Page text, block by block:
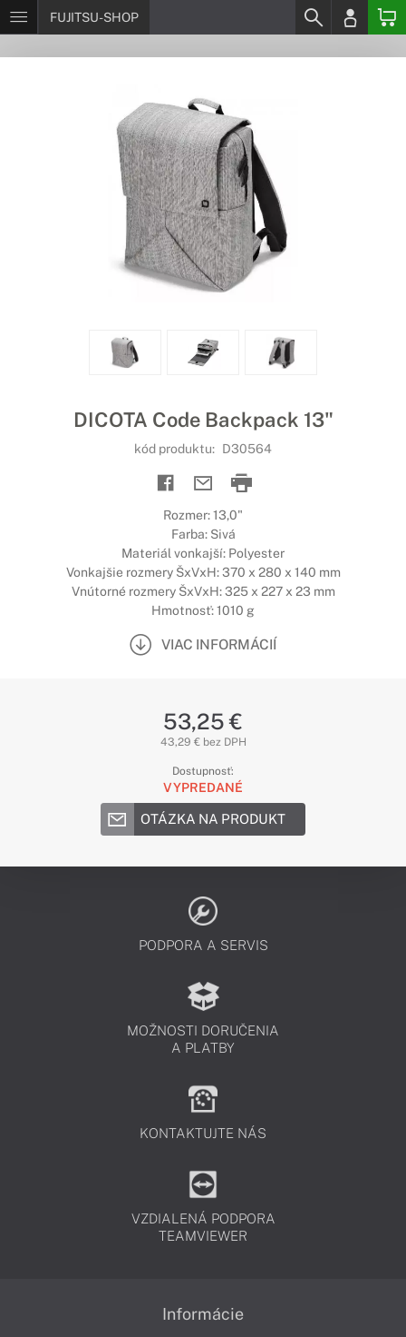
FUJITSU-SHOP
DICOTA Code Backpack 13"
kód produktu: D30564
Rozmer: 13,0"
Farba: Sivá
Materiál vonkajší: Polyester
Vonkajšie rozmery ŠxVxH: 370 x 280 x 140 mm
Vnútorné rozmery ŠxVxH: 325 x 227 x 23 mm
Hmotnosť: 1010 g
VIAC INFORMÁCIÍ
53,25 €
43,29 € bez DPH
Dostupnosť:
VYPREDANÉ
OTÁZKA NA PRODUKT
PODPORA A SERVIS
MOŽNOSTI DORUČENIA
A PLATBY
KONTAKTUJTE NÁS
VZDIALENÁ PODPORA
TEAMVIEWER
Informácie